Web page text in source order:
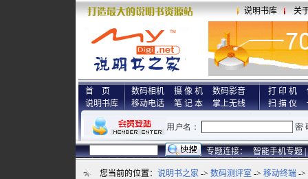
说明书库 关
首 页
说明书库
数码相机 摄 像 机
数码影音
移动电话
笔 记 本 掌上无线
打 印 机
扫 描 仪
专题连接： 智能手机专题 |
您当前的位置： 说明书之家 -> 数码测评室 -> 移动终端 ->